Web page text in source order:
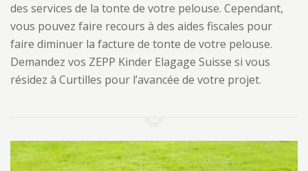
des services de la tonte de votre pelouse. Cependant,
vous pouvez faire recours à des aides fiscales pour
faire diminuer la facture de tonte de votre pelouse.
Demandez vos ZEPP Kinder Elagage Suisse si vous
résidez à Curtilles pour l’avancée de votre projet.